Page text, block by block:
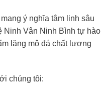
ý nghĩa tâm linh sâu
Ninh Vân Ninh Bình tự hào
lăng mộ đá chất lượng
chúng tôi: